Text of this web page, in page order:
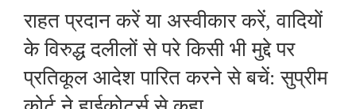
राहत प्रदान करें या अस्वीकार करें, वादियों
के विरुद्ध दलीलों से परे किसी भी मुद्दे पर
प्रतिकूल आदेश पारित करने से बचें: सुप्रीम